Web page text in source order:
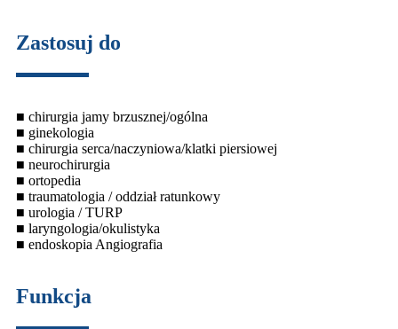
Zastosuj do
■ chirurgia jamy brzusznej/ogólna
■ ginekologia
■ chirurgia serca/naczyniowa/klatki piersiowej
■ neurochirurgia
■ ortopedia
■ traumatologia / oddział ratunkowy
■ urologia / TURP
■ laryngologia/okulistyka
■ endoskopia Angiografia
Funkcja